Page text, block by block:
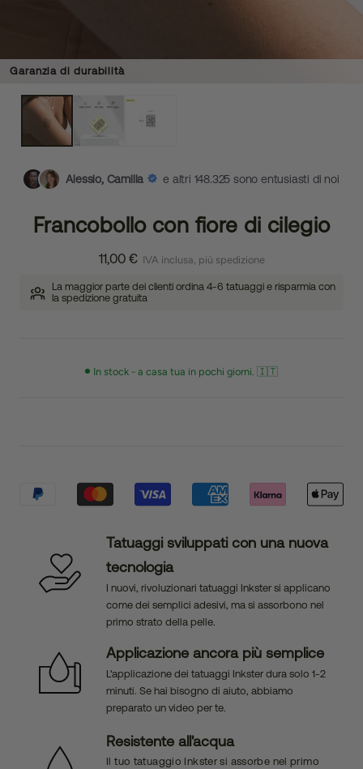
Garanzia di durabilità
Alessio, Camilla e altri 148.325 sono entusiasti di noi
Francobollo con fiore di cilegio
11,00 € IVA inclusa, più spedizione
La maggior parte dei clienti ordina 4-6 tatuaggi e risparmia con
la spedizione gratuita
In stock - a casa tua in pochi giorni. 🇮🇹
Tatuaggi sviluppati con una nuova
tecnologia
I nuovi, rivoluzionari tatuaggi Inkster si applicano
come dei semplici adesivi, ma si assorbono nel
primo strato della pelle.
Applicazione ancora più semplice
L'applicazione dei tatuaggi Inkster dura solo 1-2
minuti. Se hai bisogno di aiuto, abbiamo
preparato un video per te.
Resistente all'acqua
Il tuo tatuaggio Inkster si assorbe nel primo